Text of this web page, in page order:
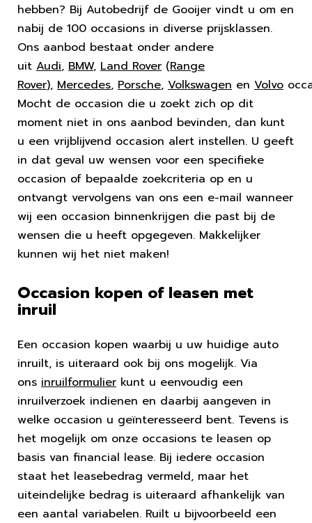
hebben? Bij Autobedrijf de Gooijer vindt u om en
nabij de 100 occasions in diverse prijsklassen.
Ons aanbod bestaat onder andere
uit Audi, BMW, Land Rover (Range
Rover), Mercedes, Porsche, Volkswagen en Volvo
Mocht de occasion die u zoekt zich op dit
moment niet in ons aanbod bevinden, dan kunt
u een vrijblijvend occasion alert instellen. U geeft
in dat geval uw wensen voor een specifieke
occasion of bepaalde zoekcriteria op en u
ontvangt vervolgens van ons een e-mail wanneer
wij een occasion binnenkrijgen die past bij de
wensen die u heeft opgegeven. Makkelijker
kunnen wij het niet maken!
Occasion kopen of leasen met
inruil
Een occasion kopen waarbij u uw huidige auto
inruilt, is uiteraard ook bij ons mogelijk. Via
ons inruilformulier kunt u eenvoudig een
inruilverzoek indienen en daarbij aangeven in
welke occasion u geïnteresseerd bent. Tevens is
het mogelijk om onze occasions te leasen op
basis van financial lease. Bij iedere occasion
staat het leasebedrag vermeld, maar het
uiteindelijke bedrag is uiteraard afhankelijk van
een aantal variabelen. Ruilt u bijvoorbeeld een